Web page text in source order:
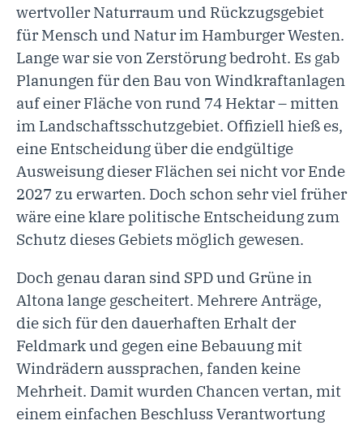
wertvoller Naturraum und Rückzugsgebiet
für Mensch und Natur im Hamburger Westen.
Lange war sie von Zerstörung bedroht. Es gab
Planungen für den Bau von Windkraftanlagen
auf einer Fläche von rund 74 Hektar – mitten
im Landschaftsschutzgebiet. Offiziell hieß es,
eine Entscheidung über die endgültige
Ausweisung dieser Flächen sei nicht vor Ende
2027 zu erwarten. Doch schon sehr viel früher
wäre eine klare politische Entscheidung zum
Schutz dieses Gebiets möglich gewesen.
Doch genau daran sind SPD und Grüne in
Altona lange gescheitert. Mehrere Anträge,
die sich für den dauerhaften Erhalt der
Feldmark und gegen eine Bebauung mit
Windrädern aussprachen, fanden keine
Mehrheit. Damit wurden Chancen vertan, mit
einem einfachen Beschluss Verantwortung